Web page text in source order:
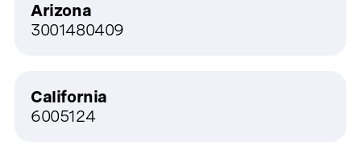
Arizona
3001480409
California
6005124